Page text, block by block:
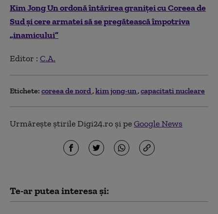
Kim Jong Un ordonă întărirea graniței cu Coreea de
Sud și cere armatei să se pregătească împotriva
„inamicului”
Editor : C.A.
Etichete: coreea de nord kim jong-un capacitati nucleare
Urmărește știrile Digi24.ro și peGoogle News
Te-ar putea interesa și: